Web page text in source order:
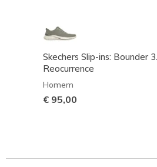
Skechers Slip-ins: Bounder
Reocurrence
Homem
€ 95,00